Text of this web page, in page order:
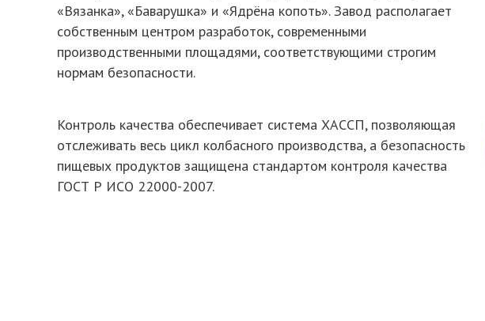
«Вязанка», «Баварушка» и «Ядрёна копоть». Завод располагает
собственным центром разработок, современными
производственными площадями, соответствующими строгим
нормам безопасности.
Контроль качества обеспечивает система ХАССП, позволяющая
отслеживать весь цикл колбасного производства, а безопасность
пищевых продуктов защищена стандартом контроля качества
ГОСТ Р ИСО 22000-2007.